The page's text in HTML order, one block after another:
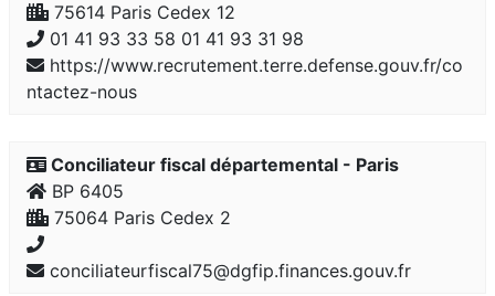
75614 Paris Cedex 12
01 41 93 33 58 01 41 93 31 98
https://www.recrutement.terre.defense.gouv.fr/co
ntactez-nous
Conciliateur fiscal départemental - Paris
BP 6405
75064 Paris Cedex 2
conciliateurfiscal75@dgfip.finances.gouv.fr